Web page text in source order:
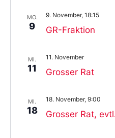
MO.
9 GR-Fraktion
9. November, 18:15
MI.
11 Grosser Rat
11. November
MI.
18 Grosser Rat,
18. November, 9:00